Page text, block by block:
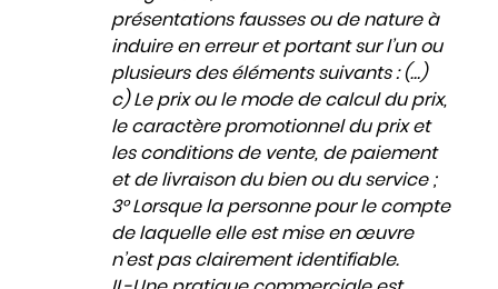
présentations fausses ou de nature à
induire en erreur et portant sur l’un ou
plusieurs des éléments suivants : (…)
c) Le prix ou le mode de calcul du prix,
le caractère promotionnel du prix et
les conditions de vente, de paiement
et de livraison du bien ou du service ;
3° Lorsque la personne pour le compte
de laquelle elle est mise en œuvre
n’est pas clairement identifiable.